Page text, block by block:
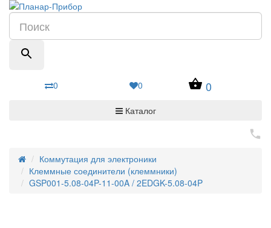
0 0 0
Каталог
Коммутация для электроники
Клеммные соединители (клеммники)
GSP001-5.08-04P-11-00A / 2EDGK-5.08-04P